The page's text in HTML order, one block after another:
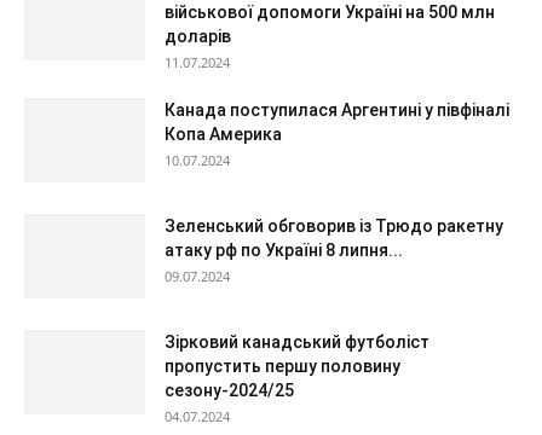
військової допомоги Україні на 500 млн
доларів
11.07.2024
Канада поступилася Аргентині у півфіналі
Копа Америка
10.07.2024
Зеленський обговорив із Трюдо ракетну
атаку рф по Україні 8 липня...
09.07.2024
Зірковий канадський футболіст
пропустить першу половину
сезону-2024/25
04.07.2024